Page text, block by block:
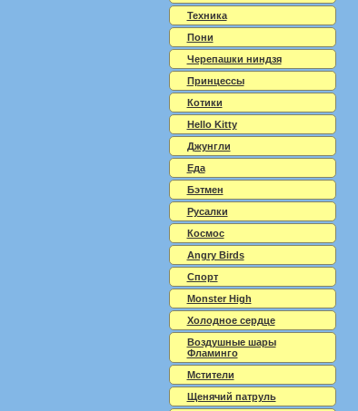
Техника
Пони
Черепашки ниндзя
Принцессы
Котики
Hello Kitty
Джунгли
Еда
Бэтмен
Русалки
Космос
Angry Birds
Спорт
Monster High
Холодное сердце
Воздушные шары
Фламинго
Мстители
Щенячий патруль